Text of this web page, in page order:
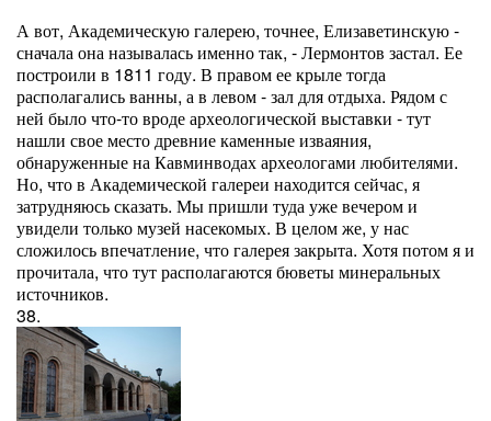
А вот, Академическую галерею, точнее, Елизаветинскую -
сначала она называлась именно так, - Лермонтов застал. Ее
построили в 1811 году. В правом ее крыле тогда
располагались ванны, а в левом - зал для отдыха. Рядом с
ней было что-то вроде археологической выставки - тут
нашли свое место древние каменные изваяния,
обнаруженные на Кавминводах археологами любителями.
Но, что в Академической галереи находится сейчас, я
затрудняюсь сказать. Мы пришли туда уже вечером и
увидели только музей насекомых. В целом же, у нас
сложилось впечатление, что галерея закрыта. Хотя потом я и
прочитала, что тут располагаются бюветы минеральных
источников.
38.